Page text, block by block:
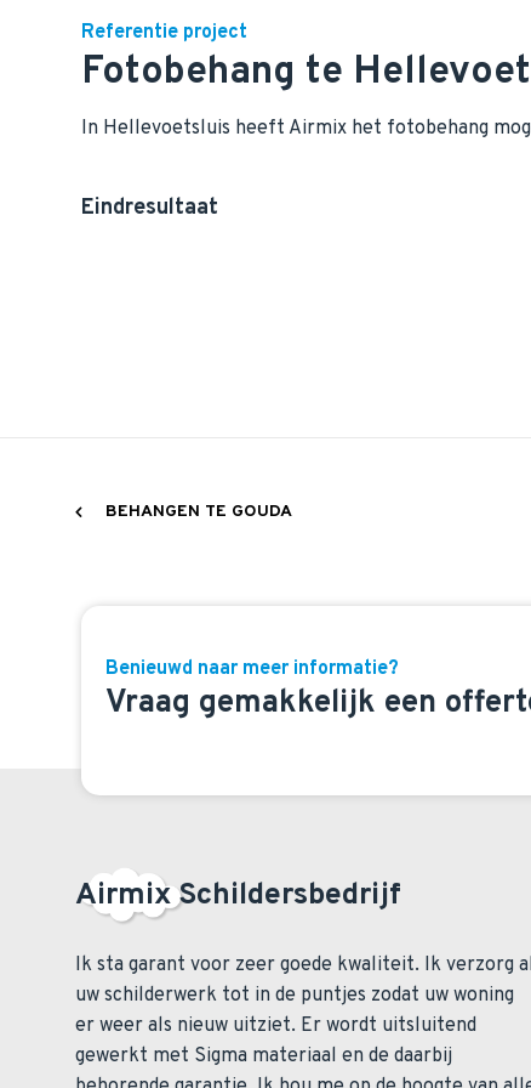
Referentie project
Fotobehang te
In Hellevoetsluis heeft Airmix het fotobehang
Eindresultaat
Benieuwd naar meer informatie?
Vraag gemakkelijk een
BEHANGEN TE GOUDA
Airmix Schildersbedrijf
Ik sta garant voor zeer goede kwaliteit. Ik verzorg al
uw schilderwerk tot in de puntjes zodat uw woning
er weer als nieuw uitziet. Er wordt uitsluitend
gewerkt met Sigma materiaal en de daarbij